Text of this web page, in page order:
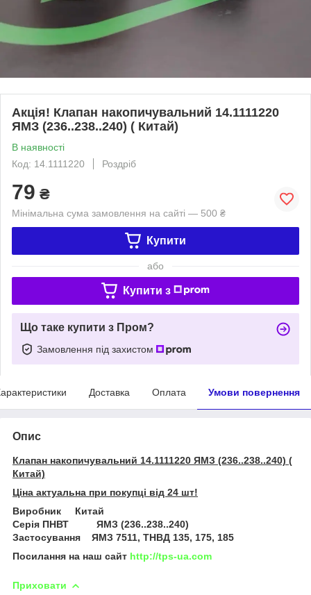
Акція! Клапан накопичувальний 14.1111220
ЯМЗ (236..238..240) ( Китай)
В наявності
Код: 14.1111220
Роздріб
79 ₴
Мінімальна сума замовлення на сайті — 500 ₴
Купити
або
Купити з
Що таке купити з Пром?
Замовлення під захистом
Доставка Оплата Умови повернення
Опис
Клапан накопичувальний 14.1111220 ЯМЗ (236..238..240) (
Китай)
Ціна актуальна при покупці від 24 шт!
Виробник Китай
Серія ПНВТ ЯМЗ (236..238..240)
Застосування ЯМЗ 7511, ТНВД 135, 175, 185
Посилання на наш сайт http://tps-ua.com
Приховати